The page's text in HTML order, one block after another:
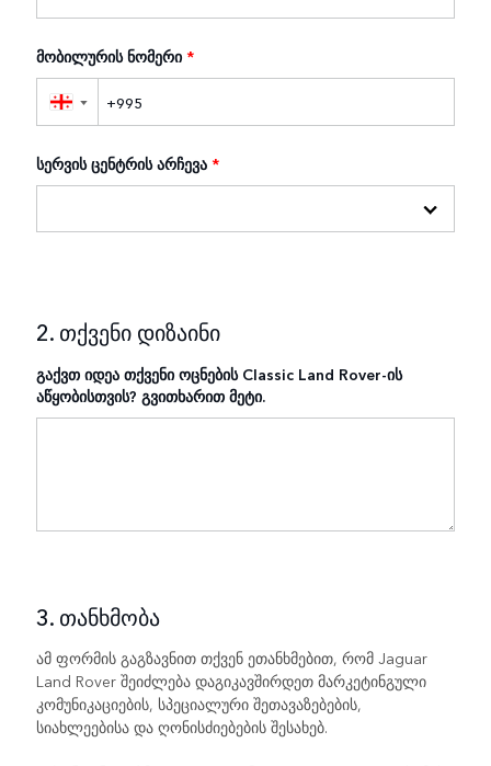
მობილურის ნომერი *
▼
სერვის ცენტრის არჩევა *
2. თქვენი დიზაინი
გაქვთ იდეა თქვენი ოცნების Classic Land Rover-ის
აწყობისთვის? გვითხარით მეტი.
3. თანხმობა
ამ ფორმის გაგზავნით თქვენ ეთანხმებით, რომ Jaguar
Land Rover შეიძლება დაგიკავშირდეთ მარკეტინგული
კომუნიკაციების, სპეციალური შეთავაზებების,
სიახლეებისა და ღონისძიებების შესახებ.